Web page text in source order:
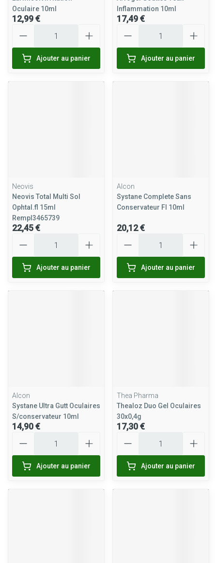
Oculaire 10ml
12,99 €
Ajouter au panier
Inflammation 10ml
17,49 €
Ajouter au panier
Neovis
Neovis Total Multi Sol
Ophtal.fl 15ml
Rempl3465739
22,45 €
Ajouter au panier
Alcon
Systane Complete Sans
Conservateur Fl 10ml
20,12 €
Ajouter au panier
Alcon
Systane Ultra Gutt Oculaires
S/conservateur 10ml
14,90 €
Ajouter au panier
Thea Pharma
Thealoz Duo Gel Oculaires
30x0,4g
17,30 €
Ajouter au panier